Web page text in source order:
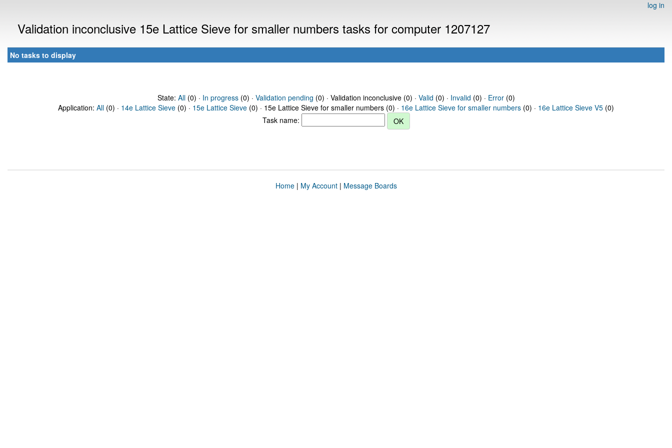
log in
Validation inconclusive 15e Lattice Sieve for smaller numbers tasks for computer 1207127
No tasks to display
State: All(0) · In progress(0) · Validation pending (0) · Validation inconclusive (0) · Valid (0) · Invalid (0) · Error(0)
Application: All (0) · 14e Lattice Sieve (0) · 15e Lattice Sieve (0) · 15e Lattice Sieve for smaller numbers (0) · 16e Lattice Sieve for smaller numbers (0) · 16e Lattice Sieve V5 (0)
Task name:
Home| My Account| Message Boards